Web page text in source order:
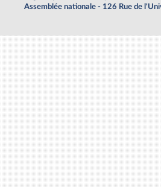
Assemblée nationale - 126 Rue de